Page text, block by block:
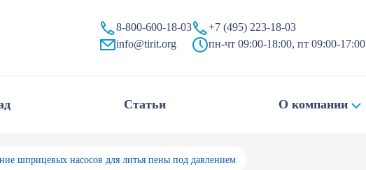
8-800-600-18-03
info@tirit.org
+7 (495) 223-18-03
пн-чт 09:00-18:00, пт 09:00-17:00
Статьи О компании
шприцевых насосов для литья пены под давлением